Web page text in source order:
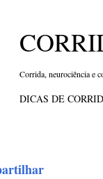
Corrida, neurociência e
DICAS DE